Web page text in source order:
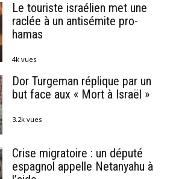
Le touriste israélien met une
raclée à un antisémite pro-
hamas
4k vues
Dor Turgeman réplique par un
but face aux « Mort à Israël »
3.2k vues
Crise migratoire : un député
espagnol appelle Netanyahu à